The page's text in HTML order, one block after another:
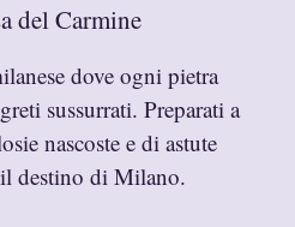
del Carmine
dove ogni pietra
sussurrati. Preparati a
nascoste e di astute
destino di Milano.